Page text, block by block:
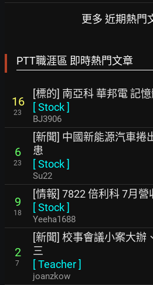
更多 近期熱門
PTT職涯區 即時熱門文章
16
23
[標的] 南亞科 華邦電 記
[Stock]
BJ3906
6
23
[新聞] 中國新能源汽車捲
患
[Stock]
Su22
9
18
[情報] 7822 倍利科 7月營
[Stock]
Yeeha1688
2
7
[新聞] 校事會議小案大辦
三
[Teacher]
joanzkow